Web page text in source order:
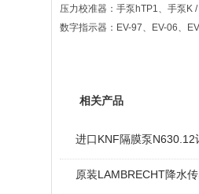
压力校准器：手泵hTP1、手泵K
数字指示器：EV-97、EV-06、
相关产品
进口KNF隔膜泵
原装LAMBRECHT降水